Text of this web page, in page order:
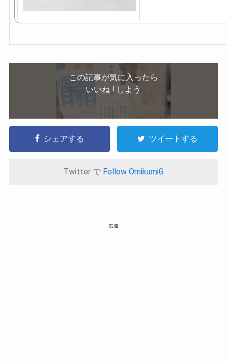
この記事が気に入ったら
いいね ! しよう
シェアする ツイートする
Twitter で Follow OmikumiG
広告